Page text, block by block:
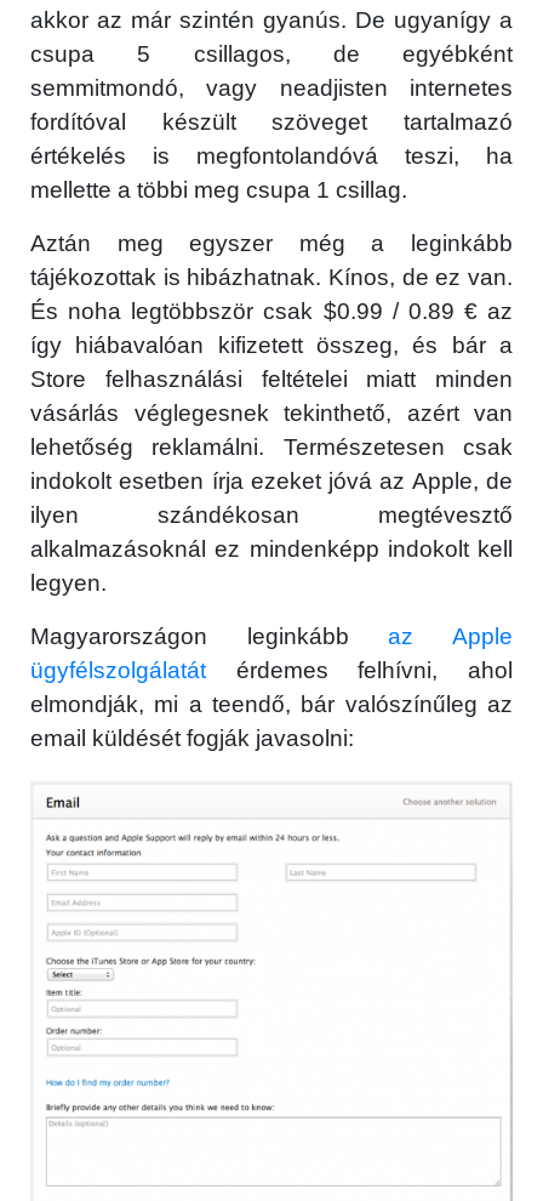
akkor az már szintén gyanús. De ugyanígy a
csupa 5 csillagos, de egyébként
semmitmondó, vagy neadjisten internetes
fordítóval készült szöveget tartalmazó
értékelés is megfontolandóvá teszi, ha
mellette a többi meg csupa 1 csillag.
Aztán meg egyszer még a leginkább
tájékozottak is hibázhatnak. Kínos, de ez van.
És noha legtöbbször csak $0.99 / 0.89 € az
így hiábavalóan kifizetett összeg, és bár a
Store felhasználási feltételei miatt minden
vásárlás véglegesnek tekinthető, azért van
lehetőség reklamálni. Természetesen csak
indokolt esetben írja ezeket jóvá az Apple, de
ilyen szándékosan megtévesztő
alkalmazásoknál ez mindenképp indokolt kell
legyen.
Magyarországon leginkábbaz Apple
ügyfélszolgálatát érdemes felhívni, ahol
elmondják, mi a teendő, bár valószínűleg az
email küldését fogják javasolni: